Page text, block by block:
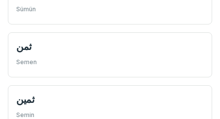
Sümün
ثمن
Semen
ثمین
Semin